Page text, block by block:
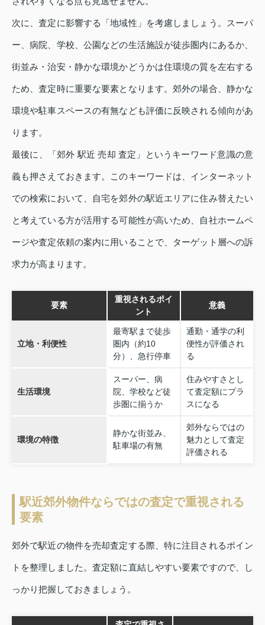
次に、査定に影響する「地域性」を考慮しましょう。スーパ
ー、病院、学校、公園などの生活施設が徒歩圏内にあるか、
街並み・治安・静かな環境かどうかは住環境の質を左右する
ため、査定時に重要な要素となります。郊外の場合、静かな
環境や駐車スペースの有無なども評価に反映される傾向があ
ります。
最後に、「郊外 駅近 売却 査定」というキーワード意識の意
義も押さえておきます。このキーワードは、インターネット
での検索において、自宅を郊外の駅近エリアに住み替えたい
と考えている方が活用する可能性が高いため、自社ホームペ
ージや査定依頼の案内に用いることで、ターゲット層への訴
求力が高まります。
要素
重視されるポイ
ント
意義
立地・利便性
最寄駅まで徒歩
圏内（約10
分）、急行停車
通勤・通学の利
便性が評価され
る
生活環境
スーパー、病
院、学校など徒
歩圏に揃うか
住みやすさとし
て査定額にプラ
スになる
環境の特徴
静かな街並み、
駐車場の有無
郊外ならではの
魅力として査定
評価される
駅近郊外物件ならではの査定で重視される
要素
郊外で駅近の物件を売却査定する際、特に注目されるポイン
トを整理しました。査定額に直結しやすい要素ですので、し
っかり把握しておきましょう。